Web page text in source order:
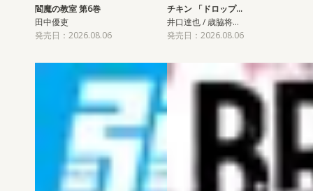
閻魔の教室 第6巻
田中優吏
発売日：2026.08.06
チキン 「ドロップ…
井口達也 / 歳脇将…
発売日：2026.08.06